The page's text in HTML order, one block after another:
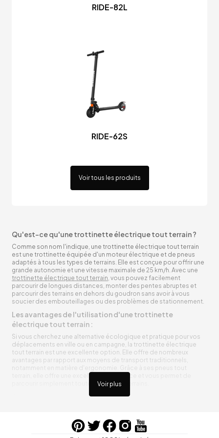
RIDE-82L
RIDE-62S
Voir tous les produits
Voir plus
Qu'est-ce qu'une trottinette électrique tout terrain ?
Comme son nom l'indique, une trottinette électrique tout terrain
est une trottinette équipée d'un moteur électrique et de pneus
adaptés à tous les types de terrains. Elle est conçue pour offrir une
grande autonomie et une vitesse maximale de 25 km/h. Avec une
trottinette électrique tout terrain, vous pouvez facilement
parcourir de longues distances, monter des pentes abruptes et
parcourir des terrains en dehors du goudron sans avoir à vous
soucier des embouteillages ou des problèmes de stationnement.
Les avantages de l'utilisation d'une trottinette
électrique tout terrain :
Si vous cherchez une alternative écologique et pratique pour vos
déplacements en ville ou en campagne, la trottinette électrique
tout terrain est une excellente option. Elle offre de nombreux
avantages par rapport aux moyens de transport traditionnels,
notamment en matière d'ergonomie. Grâce à ses pneus tout
terrain, elle offre une excellente adhérence et vous permet de
parcourir simplement toutes sortes de terrains.
Trottinette électrique tout terrain ergonomique
entre vos trajets, vous n’aurez pas à vous soucier de l’état de sa
batterie. De plus, elle est équipée de pneus résistants qui peuvent